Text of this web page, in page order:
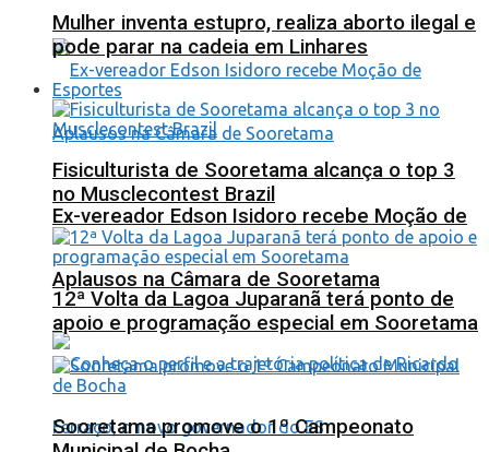
Ex-vereador Edson Isidoro recebe Moção de
Aplausos na Câmara de Sooretama
Mulher inventa estupro, realiza aborto ilegal e
pode parar na cadeia em Linhares
Esportes
Fisiculturista de Sooretama alcança o top 3
no Musclecontest Brazil
12ª Volta da Lagoa Juparanã terá ponto de
apoio e programação especial em Sooretama
Sooretama promove o 1º Campeonato